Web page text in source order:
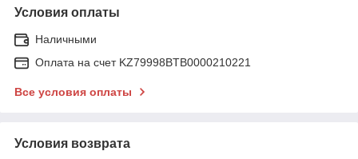
Условия оплаты
Наличными
Оплата на счет KZ79998BTB0000210221
Все условия оплаты
Условия возврата